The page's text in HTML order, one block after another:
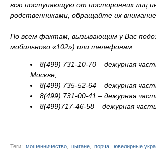
всю поступающую от посторонних лиц
родственниками, обращайте их
По всем фактам, вызывающим у Вас
мобильного «102») или телефонам:
8(499) 731-10-70 – дежурная
Москве;
8(499) 735-52-64 – дежурная
8(499) 731-00-41 – дежурная
8(499)717-46-58 – дежурная
Теги: мошенничество цыгане порча ювелирные